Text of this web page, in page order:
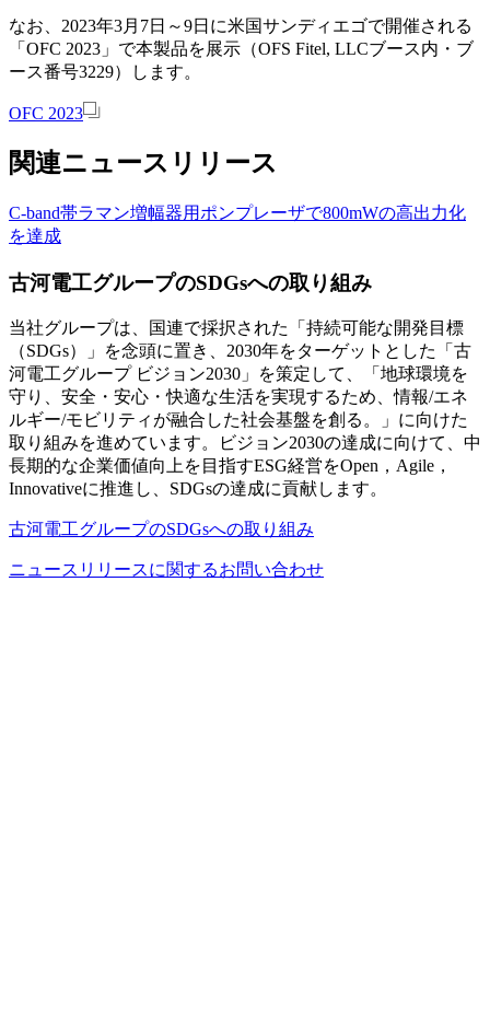
なお、2023年3月7日～9日に米国サンディエゴで開催される
「OFC 2023」で本製品を展示（OFS Fitel, LLCブース内・ブ
ース番号3229）します。
OFC 2023
関連ニュースリリース
C-band帯ラマン増幅器用ポンプレーザで800mWの高出力化
を達成
古河電工グループのSDGsへの取り組み
当社グループは、国連で採択された「持続可能な開発目標
（SDGs）」を念頭に置き、2030年をターゲットとした「古
河電工グループ ビジョン2030」を策定して、「地球環境を
守り、安全・安心・快適な生活を実現するため、情報/エネ
ルギー/モビリティが融合した社会基盤を創る。」に向けた
取り組みを進めています。ビジョン2030の達成に向けて、中
長期的な企業価値向上を目指すESG経営をOpen，Agile，
Innovativeに推進し、SDGsの達成に貢献します。
古河電工グループのSDGsへの取り組み
ニュースリリースに関するお問い合わせ